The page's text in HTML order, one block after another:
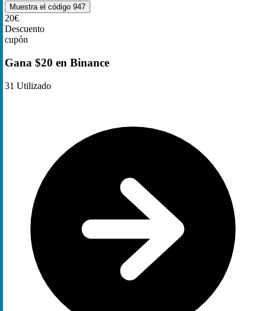
Muestra el código 947
20€
Descuento
cupón
Gana $20 en Binance
31 Utilizado